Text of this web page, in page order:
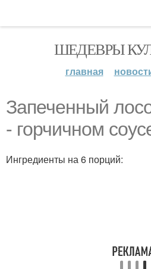
ШЕДЕВРЫ
главная
Запеченный
- горчичном
Ингредиенты на 6 порций: